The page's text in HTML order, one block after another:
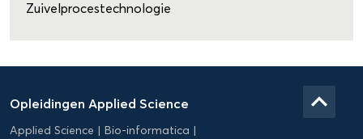
Zuivelprocestechnologie
Applied
Science
Opleidingen Applied Science
Applied Science
Bio-informatica
keyboard_arrow_up